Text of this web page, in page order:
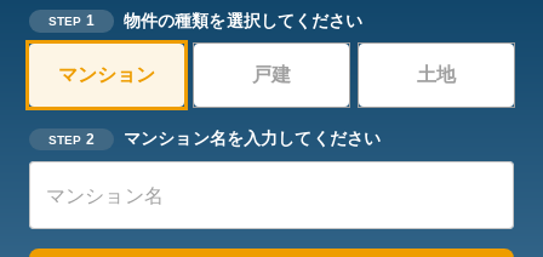
STEP 1 物件の種類を選択してください
マンション 戸建 土地
STEP 2 マンション名を入力してください